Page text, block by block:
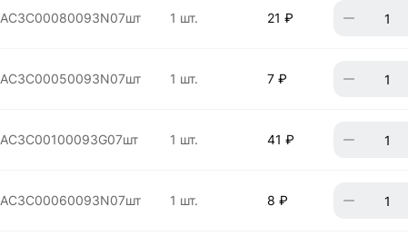
АС3C00080093N07шт 1 шт. 21 ₽
АС3C00050093N07шт 1 шт. 7 ₽
АС3C00100093G07шт 1 шт. 41 ₽
АС3C00060093N07шт 1 шт. 8 ₽